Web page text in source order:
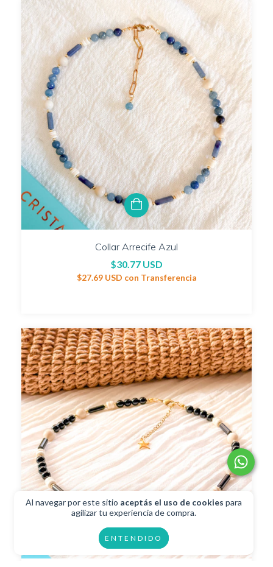
Al navegar por este sitio aceptás el uso de cookies para
agilizar tu experiencia de compra.
ENTENDIDO
Collar Arrecife Azul
$30.77 USD
$27.69 USD con Transferencia